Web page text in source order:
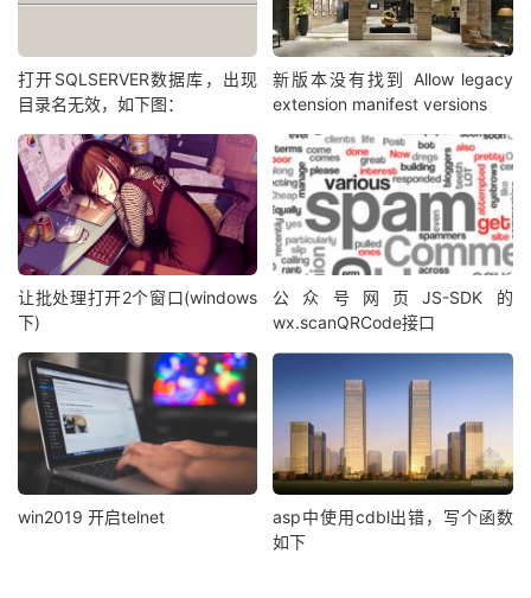
打开SQLSERVER数据库，出现
目录名无效，如下图：
新版本没有找到 Allow legacy
extension manifest versions
让批处理打开2个窗口(windows
下)
公众号网页JS-SDK的
wx.scanQRCode接口
win2019 开启telnet
asp中使用cdbl出错，写个函数
如下